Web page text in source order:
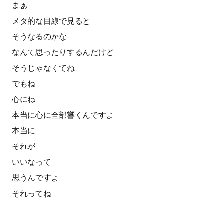
まぁ
メタ的な目線で見ると
そうなるのかな
なんて思ったりするんだけど
そうじゃなくてね
でもね
心にね
本当に心に全部響くんですよ
本当に
それが
いいなって
思うんですよ
それってね